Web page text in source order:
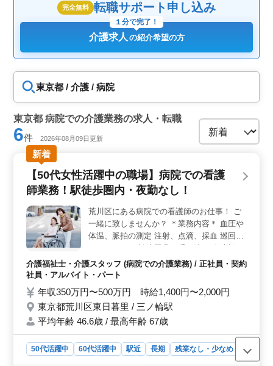
完全無料 転職サポート申し込み
介護求人 の紹介希望の方
１分で完了！
東京都 / 介護 / 病院
東京都 病院での介護業務の求人・転職
6件 2026年08月09日更新
新着
【50代女性活躍中の職場】病院での看護
師業務！駅徒歩圏内・夜勤なし！
荒川区にある病院での看護師のお仕事！ ご
一緒に致しませんか？ ＊業務内容＊ 血圧や
体温、脈拍の測定 注射、点滴、採血 巡回
査、尿検査 入院患者の体位交換 ガーゼ交換
投薬 カルテ整理、記録 ナースコール対応 等
代女性活躍中の職場 年齢ではなく経験のあ
る方歓迎致します！ 皆様のご応募お待ちし
ております！
介護福祉士・介護スタッフ (病院での介護業務) / 正社員・契約
社員・アルバイト・パート
年収350万円〜500万円 時給1,400円〜2,000円
東京都荒川区東日暮里 / 三ノ輪駅
平均年齢 46.6歳 / 最高年齢 67歳
50代活躍中 60代活躍中 駅近 長期
残業なし・少なめ